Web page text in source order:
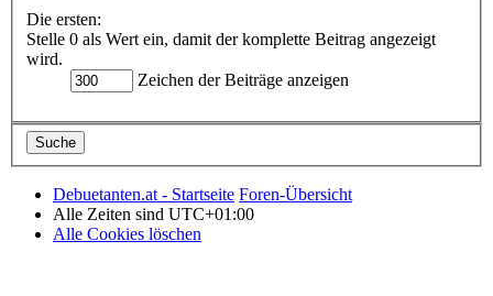
Die ersten:
Stelle 0 als Wert ein, damit der komplette Beitrag angezeigt
wird.
Zeichen der Beiträge anzeigen
Debuetanten.at - Startseite Foren-Übersicht
Alle Zeiten sind UTC+01:00
Alle Cookies löschen